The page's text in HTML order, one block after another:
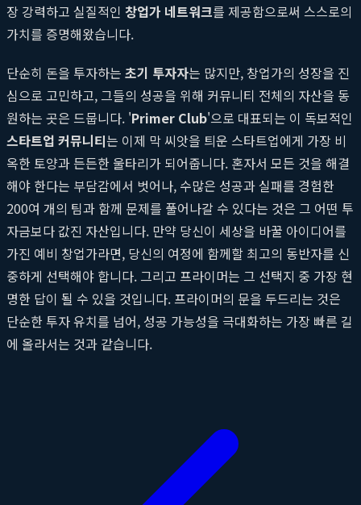
장 강력하고 실질적인 창업가 네트워크를 제공함으로써 스스로의
가치를 증명해왔습니다.
단순히 돈을 투자하는 초기 투자자는 많지만, 창업가의 성장을 진
심으로 고민하고, 그들의 성공을 위해 커뮤니티 전체의 자산을 동
원하는 곳은 드뭅니다. 'Primer Club'으로 대표되는 이 독보적인
스타트업 커뮤니티는 이제 막 씨앗을 틔운 스타트업에게 가장 비
옥한 토양과 든든한 울타리가 되어줍니다. 혼자서 모든 것을 해결
해야 한다는 부담감에서 벗어나, 수많은 성공과 실패를 경험한
200여 개의 팀과 함께 문제를 풀어나갈 수 있다는 것은 그 어떤 투
자금보다 값진 자산입니다. 만약 당신이 세상을 바꿀 아이디어를
가진 예비 창업가라면, 당신의 여정에 함께할 최고의 동반자를 신
중하게 선택해야 합니다. 그리고 프라이머는 그 선택지 중 가장 현
명한 답이 될 수 있을 것입니다. 프라이머의 문을 두드리는 것은
단순한 투자 유치를 넘어, 성공 가능성을 극대화하는 가장 빠른 길
에 올라서는 것과 같습니다.